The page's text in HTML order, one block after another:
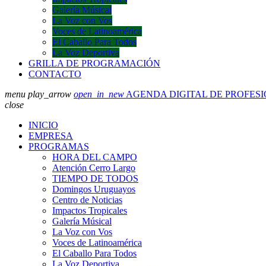
Galería Músical
La Voz con Vos
Voces de Latinoamérica
El Caballo Para Todos
La Voz Deportiva
GRILLA DE PROGRAMACIÓN
CONTACTO
menu play_arrow open_in_new AGENDA DIGITAL DE
close
INICIO
EMPRESA
PROGRAMAS
HORA DEL CAMPO
Atención Cerro Largo
TIEMPO DE TODOS
Domingos Uruguayos
Centro de Noticias
Impactos Tropicales
Galería Músical
La Voz con Vos
Voces de Latinoamérica
El Caballo Para Todos